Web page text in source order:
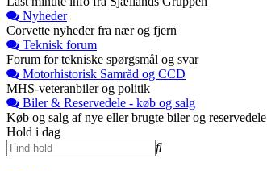
Nyheder
Corvette nyheder fra nær og fjern
Teknisk forum
Forum for tekniske spørgsmål og svar
Motorhistorisk Samråd og CCD
MHS-veteranbiler og politik
Biler & Reservedele - køb og salg
Køb og salg af nye eller brugte biler og reservedele
Hold i dag